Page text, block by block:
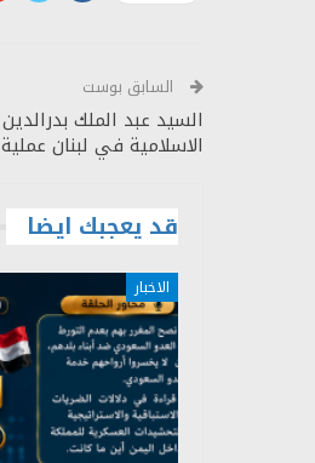
السابق بوست
السيد عبد الملك
الاسلامية في لبنان
قد يعجبك ايضا
الاخبار